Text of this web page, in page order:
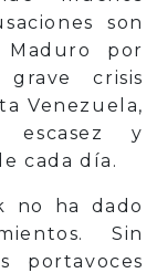
son
por
crisis
Venezuela,
escasez y
cada día.
no ha dado
Sin
portavoces